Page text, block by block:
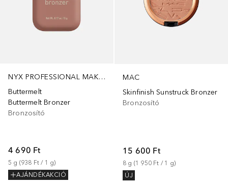
NYX PROFESSIONAL MAKEUP
Buttermelt
Buttermelt Bronzer
Bronzosító
4 690 Ft
5 g (938 Ft / 1 g)
AJÁNDÉKAKCIÓ
MAC
Skinfinish Sunstruck Bronzer
Bronzosító
15 600 Ft
8 g (1 950 Ft / 1 g)
ÚJ